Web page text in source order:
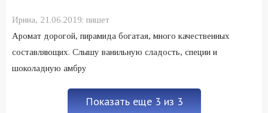
Ирина, 21.06.2019: пишет
Аромат дорогой, пирамида богатая, много качественных
составляющих. Слышу ванильную сладость, специи и
шоколадную амбру
Показать еще 3 из 3